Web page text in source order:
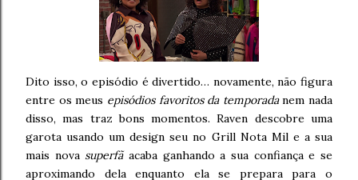
Dito isso, o episódio é divertido… novamente, não figura
entre os meus episódios favoritos da temporadanem nada
disso, mas traz bons momentos. Raven descobre uma
garota usando um design seu no Grill Nota Mil e a sua
mais nova superfãacaba ganhando a sua confiança e se
aproximando dela enquanto ela se prepara para o